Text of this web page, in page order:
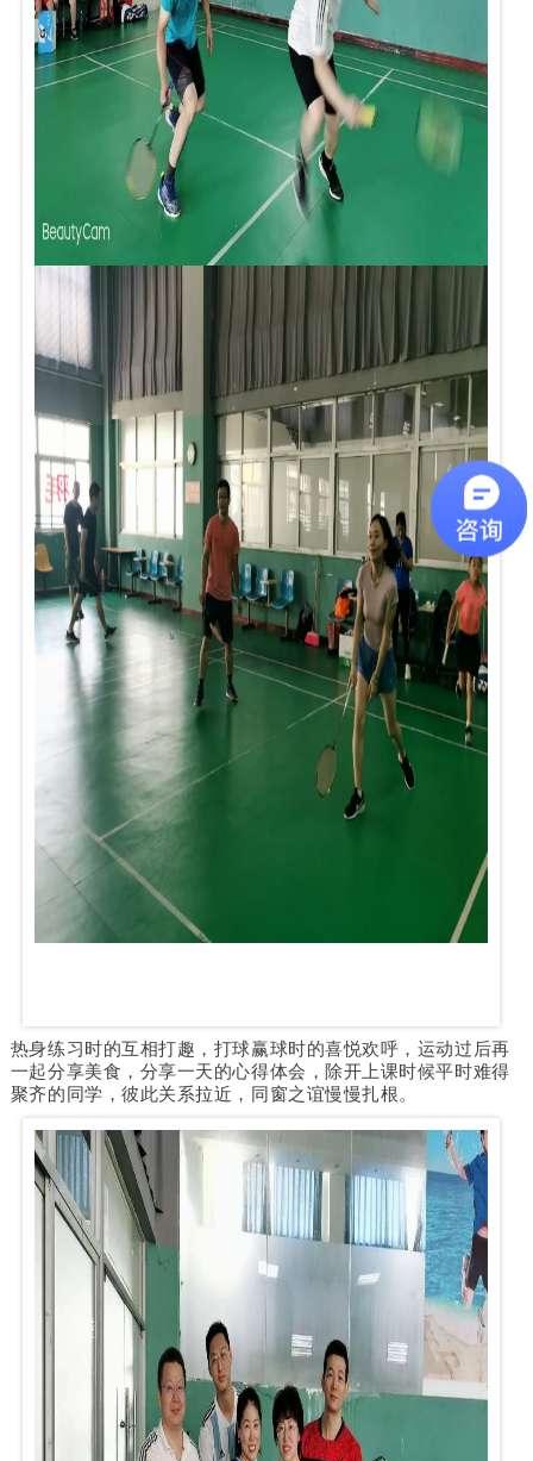
热身练习时的互相打趣，打球赢球时的喜悦欢呼，运动过后再
一起分享美食，分享一天的心得体会，除开上课时候平时难得
聚齐的同学，彼此关系拉近，同窗之谊慢慢扎根。